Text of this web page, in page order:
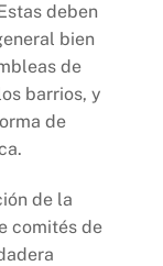
deben
bien
de
barrios, y
de
de la
comités de